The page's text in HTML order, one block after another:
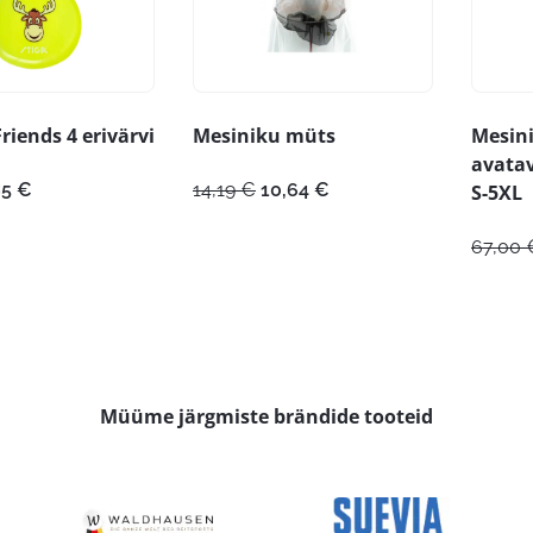
4 erivärvi
€
Mesiniku müts
14,19€ Algne
10,64 €
S-5XL
67,00
Müüme järgmiste brändide tooteid